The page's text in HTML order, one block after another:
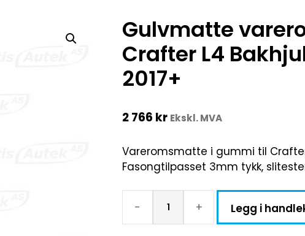
Gulvmatte
Crafter L4
2017+
2 766 kr Ekskl. MVA
Vareromsmatte i gummi til Crafter
Fasongtilpasset 3mm tykk,
- + Legg i